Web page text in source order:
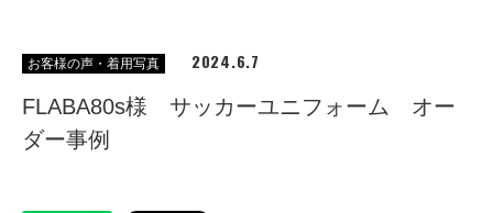
お客様の声・着用写真 2024.6.7
FLABA80s様 サッカーユニフォーム オー
ダー事例